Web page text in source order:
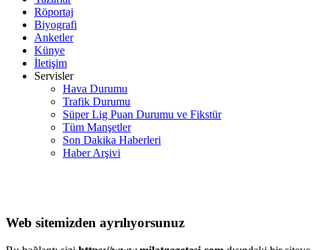
Röportaj
Biyografi
Anketler
Künye
İletişim
Servisler
Hava Durumu
Trafik Durumu
Süper Lig Puan Durumu ve Fikstür
Tüm Manşetler
Son Dakika Haberleri
Haber Arşivi
Web sitemizden ayrılıyorsunuz